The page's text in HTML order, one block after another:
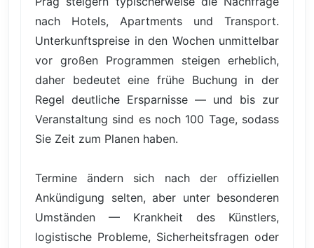
nach Hotels, Apartments und Transport.
Unterkunftspreise in den Wochen unmittelbar
vor großen Programmen steigen erheblich,
daher bedeutet eine frühe Buchung in der
Regel deutliche Ersparnisse — und bis zur
Veranstaltung sind es noch 100 Tage, sodass
Sie Zeit zum Planen haben.
Termine ändern sich nach der offiziellen
Ankündigung selten, aber unter besonderen
Umständen — Krankheit des Künstlers,
logistische Probleme, Sicherheitsfragen oder